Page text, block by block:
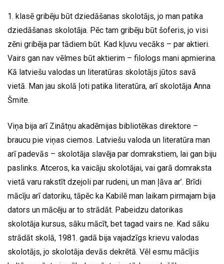
1. klasē gribēju būt dziedāšanas skolotājs, jo man patika
dziedāšanas skolotāja. Pēc tam gribēju būt šoferis, jo visi
zēni gribēja par tādiem būt. Kad kļuvu vecāks – par aktieri.
Vairs gan nav vēlmes būt aktierim – filologs mani apmierina.
Kā latviešu valodas un literatūras skolotājs jūtos savā
vietā. Man jau skolā ļoti patika literatūra, arī skolotāja Anna
Šmite.
Viņa bija arī Zinātņu akadēmijas bibliotēkas direktore –
braucu pie viņas ciemos. Latviešu valoda un literatūra man
arī padevās – skolotāja slavēja par domrakstiem, lai gan biju
paslinks. Atceros, ka vaicāju skolotājai, vai garā domraksta
vietā varu rakstīt dzejoli par rudeni, un man ļāva ar’. Brīdi
mācīju arī datoriku, tāpēc ka Kabilē man laikam pirmajam bija
dators un mācēju ar to strādāt. Pabeidzu datorikas
skolotāja kursus, sāku mācīt, bet tagad vairs ne. Kad sāku
strādāt skolā, 1981. gadā bija vajadzīgs krievu valodas
skolotājs, jo skolotāja devās dekrētā. Vēl esmu mācījis